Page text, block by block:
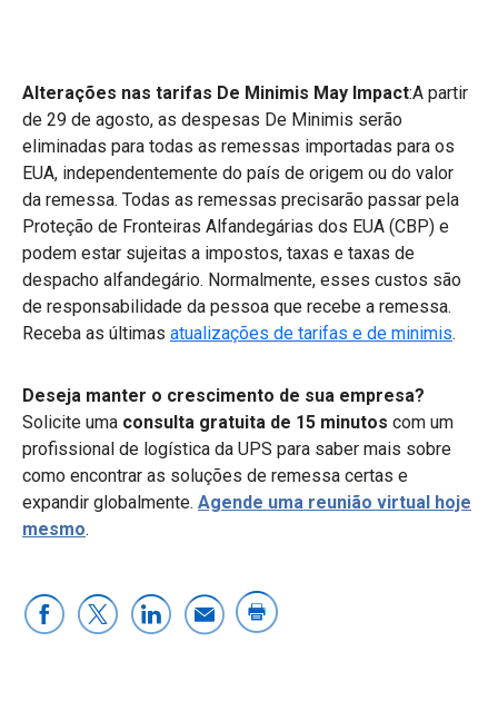
Alterações nas tarifas De Minimis May Impact:A partir
de 29 de agosto, as despesas De Minimis serão
eliminadas para todas as remessas importadas para os
EUA, independentemente do país de origem ou do valor
da remessa. Todas as remessas precisarão passar pela
Proteção de Fronteiras Alfandegárias dos EUA (CBP) e
podem estar sujeitas a impostos, taxas e taxas de
despacho alfandegário. Normalmente, esses custos são
de responsabilidade da pessoa que recebe a remessa.
Receba as últimas atualizações de tarifas e de minimis.
Deseja manter o crescimento de sua empresa?
Solicite uma consulta gratuita de 15 minutos com um
profissional de logística da UPS para saber mais sobre
como encontrar as soluções de remessa certas e
expandir globalmente. Agende uma reunião virtual hoje
mesmo.